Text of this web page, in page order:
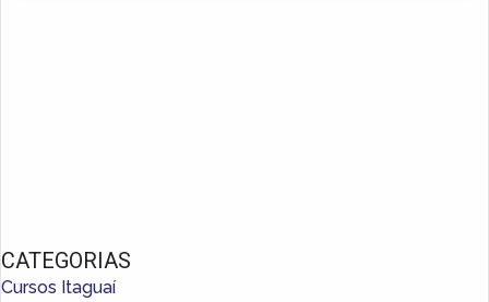
CATEGORIAS
Cursos Itaguaí